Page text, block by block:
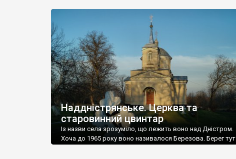
виявилося більше семи гектарів. Перше враження про
абсолютну звичайність польського цвинтаря виявилося
оманливим – […]
Наддністрянське. Церква та
старовинний цвинтар
Із назви села зрозуміло, що лежить воно над Дністром.
Хоча до 1965 року воно називалося Березова. Берег тут